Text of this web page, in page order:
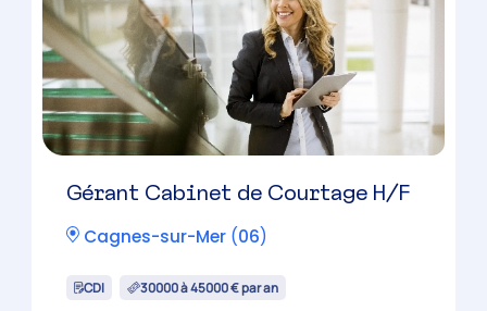
Gérant Cabinet de Courtage H/F
Cagnes-sur-Mer (06)
CDI 30000 à 45000 € par an